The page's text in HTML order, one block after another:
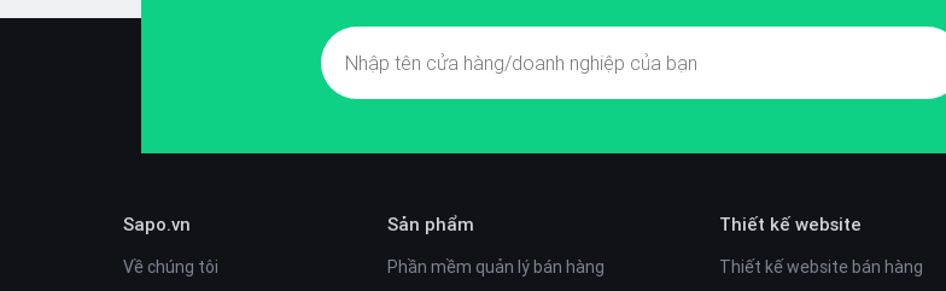
Sapo.vn
Về chúng tôi
Sản phẩm
Phần mềm quản lý bán hàng
Thiết kế website
Thiết kế website bán hàng